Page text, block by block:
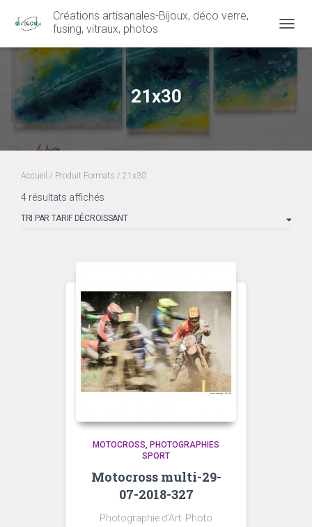
Créations artisanales-Bijoux, déco verre,
fusing, vitraux, photos
21x30
Accueil / Produit Formats / 21x30
4 résultats affichés
prix
MOTOCROSS
PHOTOGRAPHIES
SPORT
Motocross multi-29-
07-2018-327
Photographie d’Art. Photo